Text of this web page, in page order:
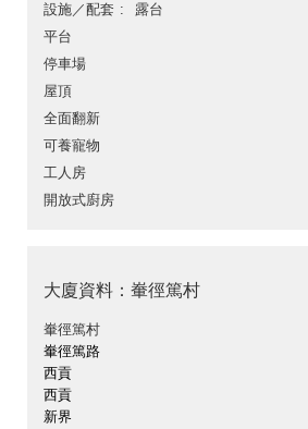
設施／配套
露台
平台
停車場
屋頂
全面翻新
可養寵物
工人房
開放式廚房
大廈資料：輋徑篤村
輋徑篤村
輋徑篤路
西貢
西貢
新界